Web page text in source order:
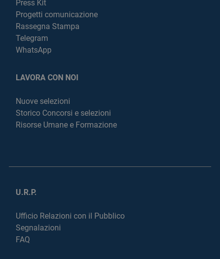
Press Kit
Progetti comunicazione
Rassegna Stampa
Telegram
WhatsApp
LAVORA CON NOI
Nuove selezioni
Storico Concorsi e selezioni
Risorse Umane e Formazione
U.R.P.
Ufficio Relazioni con il Pubblico
Segnalazioni
FAQ